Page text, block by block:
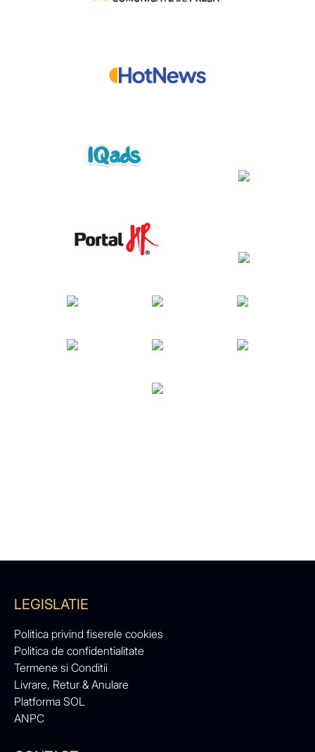
LEGISLATIE
Politica privind fiserele cookies
Politica de confidentialitate
Termene si Conditii
Livrare, Retur & Anulare
Platforma SOL
ANPC